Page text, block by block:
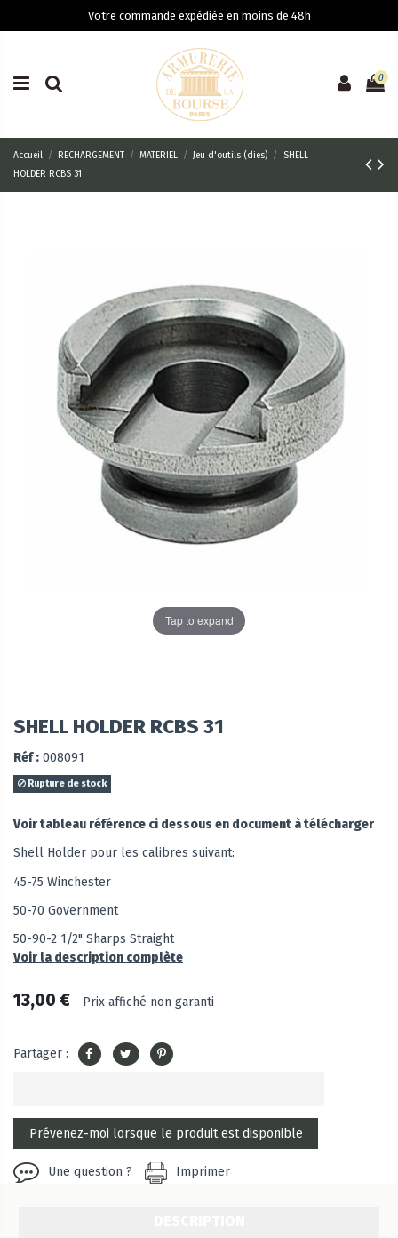
Votre commande expédiée en moins de 48h
0
Accueil RECHARGEMENT MATERIEL Jeu d'outils (dies)
SHELL
HOLDER RCBS 31
Tap to expand
SHELL HOLDER RCBS 31
Réf : 008091
Rupture de stock
Voir tableau référence ci dessous en document à télécharger
Shell Holder pour les calibres suivant:
45-75 Winchester
50-70 Government
50-90-2 1/2" Sharps Straight
Voir la description complète
13,00 € Prix affiché non garanti
Partager :
Une question ? Imprimer